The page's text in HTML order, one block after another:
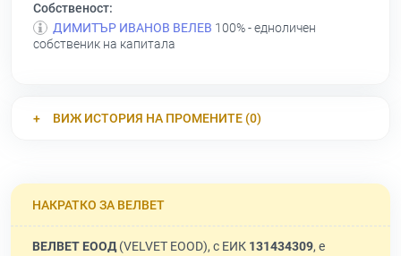
Собственост:
ДИМИТЪР ИВАНОВ ВЕЛЕВ 100% - едноличен
собственик на капитала
ВИЖ ИСТОРИЯ НА ПРОМЕНИТЕ (0)
НАКРАТКО ЗА ВЕЛВЕТ
ВЕЛВЕТ ЕООД(VELVET EOOD), с ЕИК 131434309, е